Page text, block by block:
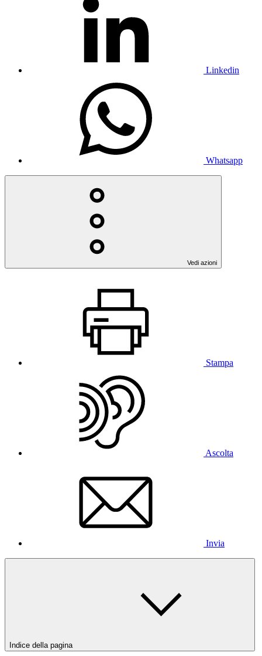
Linkedin
Whatsapp
Vedi azioni
Stampa
Ascolta
Invia
Indice della pagina